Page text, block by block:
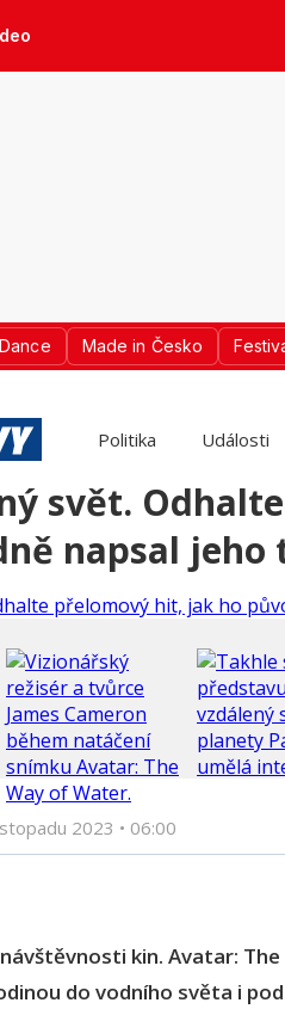
Made in Česko
Politika Události
svět.
napsal jeho
2023 • 06:00
kin. Avatar:
do vodního světa i